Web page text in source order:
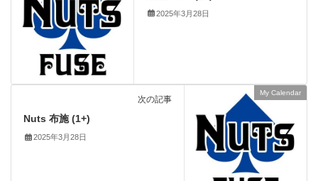
2025年3月28日
My Calendar
次の記事
Nuts 布施 (1+)
2025年3月28日